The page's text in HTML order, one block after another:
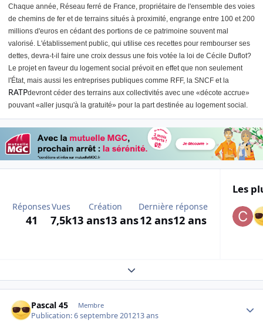
Chaque année, Réseau ferré de France, propriétaire de l'ensemble des voies
de chemins de fer et de terrains situés à proximité, engrange entre 100 et 200
millions d'euros en cédant des portions de ce patrimoine souvent mal
valorisé. L'établissement public, qui utilise ces recettes pour rembourser ses
dettes, devra-t-il faire une croix dessus une fois votée la loi de Cécile Duflot?
Le projet en faveur du logement social prévoit en effet que non seulement
l'État, mais aussi les entreprises publiques comme RFF, la SNCF et la
RATPdevront céder des terrains aux collectivités avec une «décote accrue»
pouvant «aller jusqu'à la gratuité» pour la part destinée au logement social.
Réponses
41
Vues
7,5k
Création
13 ans13 ans
Dernière réponse
12 ans12 ans
Les
Expand topic overview
Pascal 45 Membre
Publication:6 septembre 201213 ans